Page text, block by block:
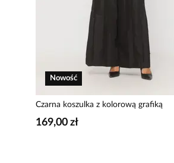
Nowość
Czarna koszulka z kolorową grafiką
169,00 zł